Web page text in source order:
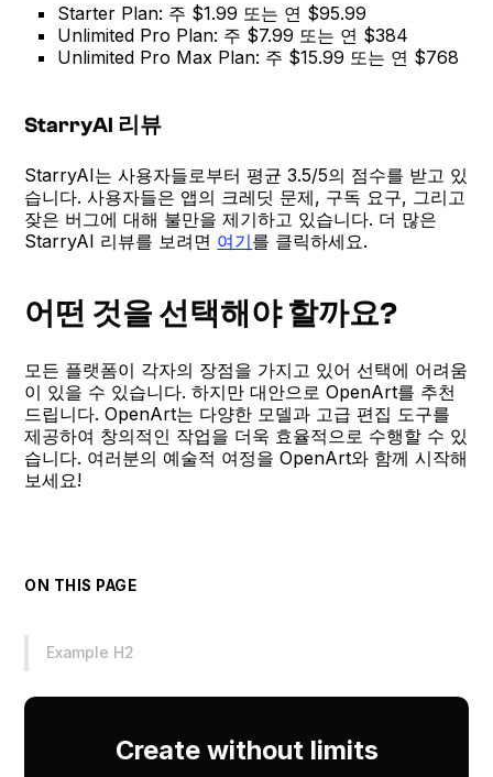
Starter Plan: 주 $1.99 또는 연 $95.99
Unlimited Pro Plan: 주 $7.99 또는 연 $384
Unlimited Pro Max Plan: 주 $15.99 또는 연 $768
StarryAI 리뷰
StarryAI는 사용자들로부터 평균 3.5/5의 점수를 받고 있
습니다. 사용자들은 앱의 크레딧 문제, 구독 요구, 그리고
잦은 버그에 대해 불만을 제기하고 있습니다. 더 많은
StarryAI 리뷰를 보려면 여기를 클릭하세요.
어떤 것을 선택해야 할까요?
모든 플랫폼이 각자의 장점을 가지고 있어 선택에 어려움
이 있을 수 있습니다. 하지만 대안으로 OpenArt를 추천
드립니다. OpenArt는 다양한 모델과 고급 편집 도구를
제공하여 창의적인 작업을 더욱 효율적으로 수행할 수 있
습니다. 여러분의 예술적 여정을 OpenArt와 함께 시작해
보세요!
ON THIS PAGE
Example H2
Create without limits